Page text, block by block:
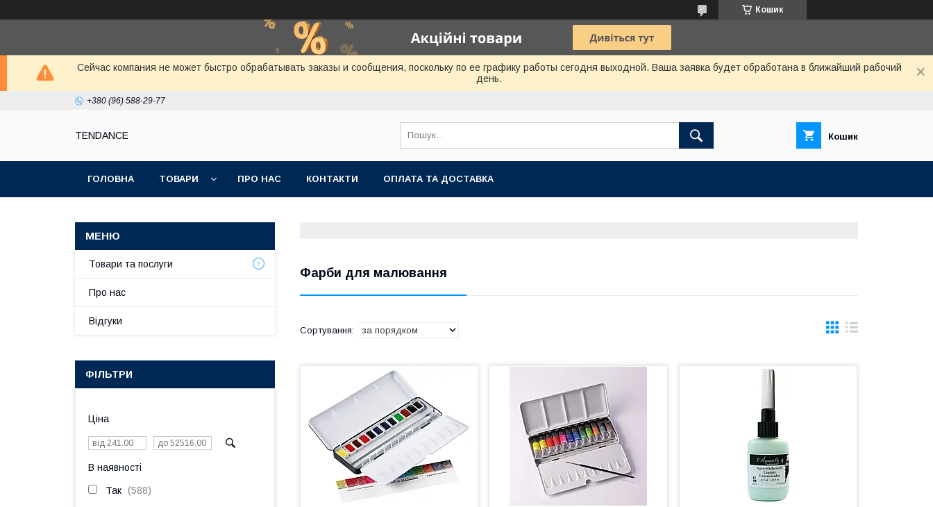
Кошик
Сейчас компания не может быстро обрабатывать заказы и сообщения, поскольку по ее графику работы сегодня выходной. Ваша заявка будет обработана в ближайший рабочий
день.
+380 (96) 588-29-77
TENDANCE Кошик
ГОЛОВНА ТОВАРИ ПРО НАС КОНТАКТИ ОПЛАТА ТА ДОСТАВКА
Фарби для малювання
Товари та послуги
Про нас
Відгуки
ФІЛЬТРИ
Ціна
В наявності
Так 588